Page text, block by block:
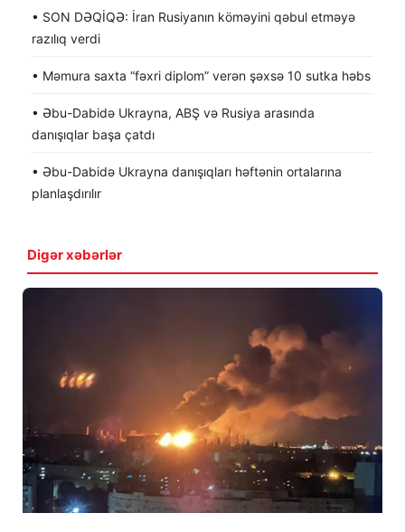
• SON DƏQİQƏ: İran Rusiyanın köməyini qəbul etməyə
razılıq verdi
• Məmura saxta “fəxri diplom” verən şəxsə 10 sutka həbs
• Əbu-Dabidə Ukrayna, ABŞ və Rusiya arasında
danışıqlar başa çatdı
• Əbu-Dabidə Ukrayna danışıqları həftənin ortalarına
planlaşdırılır
Digər xəbərlər